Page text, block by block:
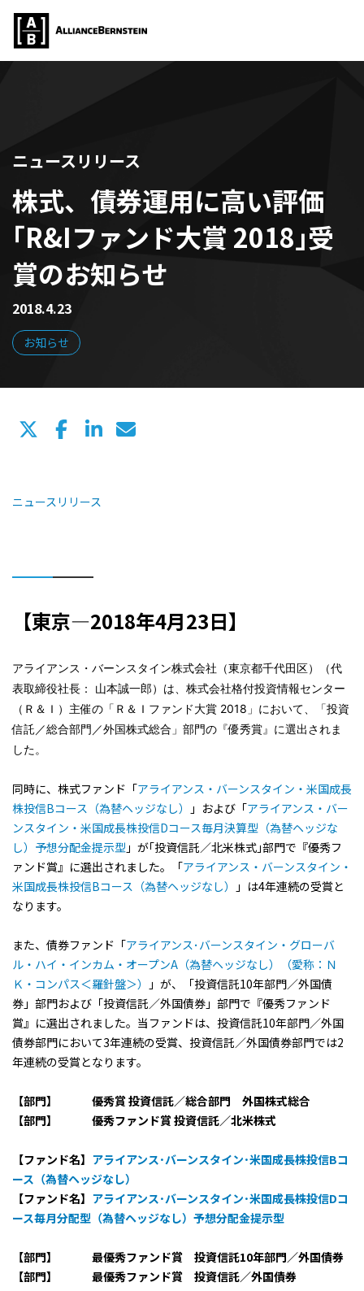
ニュースリリース
株式、債券運用に高い評価
｢R&Iファンド大賞 2018｣受
賞のお知らせ
2018.4.23
お知らせ
ニュースリリース
【東京—2018年4月23日】
アライアンス・バーンスタイン株式会社（東京都千代田区）（代
表取締役社長： 山本誠一郎）は、株式会社格付投資情報センター
（Ｒ＆Ｉ）主催の「Ｒ＆Ｉファンド大賞 2018」において、「投資
信託／総合部門／外国株式総合」部門の『優秀賞』に選出されま
した。
同時に、株式ファンド「アライアンス・バーンスタイン・米国成長
株投信Bコース（為替ヘッジなし）
」および「アライアンス・バー
ンスタイン・米国成長株投信Dコース毎月決算型（為替ヘッジな
し）予想分配金提示型 」が｢投資信託／北米株式｣部門で『優秀フ
ァンド賞』に選出されました。「アライアンス・バーンスタイン・
米国成長株投信Bコース（為替ヘッジなし）
」は4年連続の受賞と
なります。
また、債券ファンド「アライアンス･バーンスタイン・グローバ
ル・ハイ・インカム・オープンA（為替ヘッジなし）（愛称：Ｎ
Ｋ・コンパス＜羅針盤＞）
」が、「投資信託10年部門／外国債
券」部門および「投資信託／外国債券」部門で『優秀ファンド
賞』に選出されました。当ファンドは、投資信託10年部門／外国
債券部門において3年連続の受賞、投資信託／外国債券部門では2
年連続の受賞となります。
【部門】 優秀賞 投資信託／総合部門 外国株式総合
【部門】 優秀ファンド賞 投資信託／北米株式
【ファンド名】 アライアンス･バーンスタイン･米国成長株投信Bコ
ース（為替ヘッジなし）
【ファンド名】 アライアンス･バーンスタイン･米国成長株投信Dコ
ース毎月分配型（為替ヘッジなし）予想分配金提示型
【部門】 最優秀ファンド賞 投資信託10年部門／外国債券
【部門】 最優秀ファンド賞 投資信託／外国債券